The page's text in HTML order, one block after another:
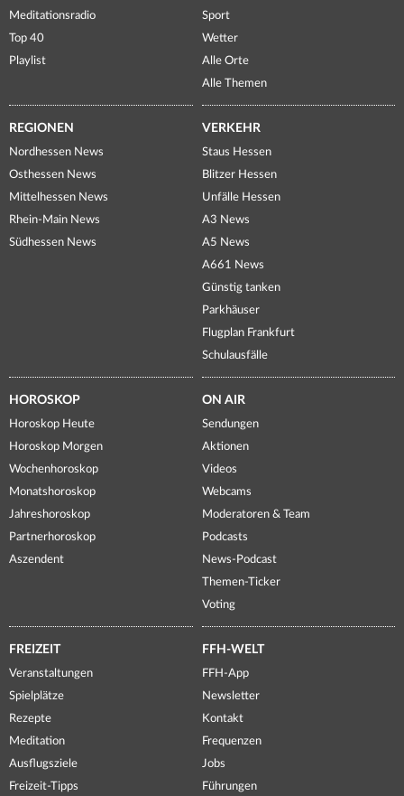
Meditationsradio
Top 40
Playlist
Sport
Wetter
Alle Orte
Alle Themen
REGIONEN
Nordhessen News
Osthessen News
Mittelhessen News
Rhein-Main News
Südhessen News
VERKEHR
Staus Hessen
Blitzer Hessen
Unfälle Hessen
A3 News
A5 News
A661 News
Günstig tanken
Parkhäuser
Flugplan Frankfurt
Schulausfälle
HOROSKOP
Horoskop Heute
Horoskop Morgen
Wochenhoroskop
Monatshoroskop
Jahreshoroskop
Partnerhoroskop
Aszendent
ON AIR
Sendungen
Aktionen
Videos
Webcams
Moderatoren & Team
Podcasts
News-Podcast
Themen-Ticker
Voting
FREIZEIT
Veranstaltungen
Spielplätze
Rezepte
Meditation
Ausflugsziele
Freizeit-Tipps
FFH-WELT
FFH-App
Newsletter
Kontakt
Frequenzen
Jobs
Führungen